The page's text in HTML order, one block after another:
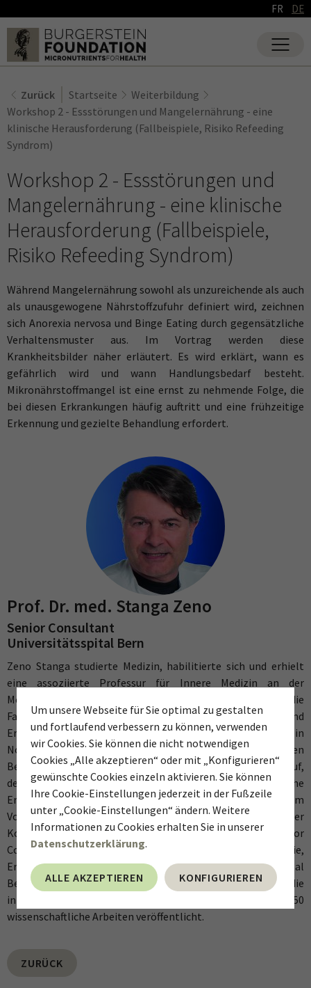
Um unsere Webseite für Sie optimal zu gestalten
und fortlaufend verbessern zu können, verwenden
wir Cookies. Sie können die nicht notwendigen
Cookies „Alle akzeptieren“ oder mit „Konfigurieren“
gewünschte Cookies einzeln aktivieren. Sie können
Ihre Cookie-Einstellungen jederzeit in der Fußzeile
unter „Cookie-Einstellungen“ ändern. Weitere
Informationen zu Cookies erhalten Sie in unserer
Datenschutzerklärung.
ALLE AKZEPTIEREN KONFIGURIEREN
FR DE
Zurück Startseite
Weiterbildung
Workshop 2 - Essstörungen und Mangelernährung - eine
klinische Herausforderung (Fallbeispiele, Risiko Refeeding
Syndrom)
Workshop 2 - Essstörungen und
Mangelernährung - eine klinische
Herausforderung (Fallbeispiele,
Risiko Refeeding Syndrom)
Während Mangelernährung sowohl als unzureichende als auch
als unausgewogene Nährstoffzufuhr definiert wird, zeichnen
sich Anorexia nervosa und Binge Eating durch gegensätzliche
Verhaltensmuster aus. Im Vortrag werden diese
Krankheitsbilder näher erläutert. Es wird erklärt, wann es
gefährlich wird und wann Handlungsbedarf besteht.
Mikronährstoffmangel ist eine ernst zu nehmende Folge, die
bei diesen Erkrankungen häufig auftritt und eine frühzeitige
Erkennung und gezielte Behandlung erfordert.
Prof. Dr. med. Stanga Zeno
Senior Consultant
Universitätsspital Bern
Zeno Stanga studierte Medizin, habilitierte sich und erhielt
eine assoziierte Professur für Innere Medizin an der
Medizinischen Fakultät der Universität Bern. Er erwarb die
Facharzttitel für Innere Medizin, Allgemeine Medizin und
Ernährungsmedizin. Nach Forschungsaufenthalten in
Nottingham (UK) und Charleston (USA) baute er 2001 den
Bereich Ernährungsmedizin am Universitätsspital Bern auf,
den er bis vor zwei Jahren leitete. Er hat das CAS Klinische
Ernährung in der Schweiz aufgebaut und war über 20 Jahre im
Vorstand der GESKES. Er ist Mitglied verschiedener
Kommissionen der Universität Bern. Zurzeit ist er Senior
Consultant an der Klinik für Diabetologie, Endokrinologie,
Ernährungsmedizin und Stoffwechsel am Universitätsspital
Bern. Er war Mitautor der multizentrischen EFFORT-Studie, die
in «The Lancet» publiziert wurde, und hat über 250
wissenschaftliche Arbeiten veröffentlicht.
ZURÜCK